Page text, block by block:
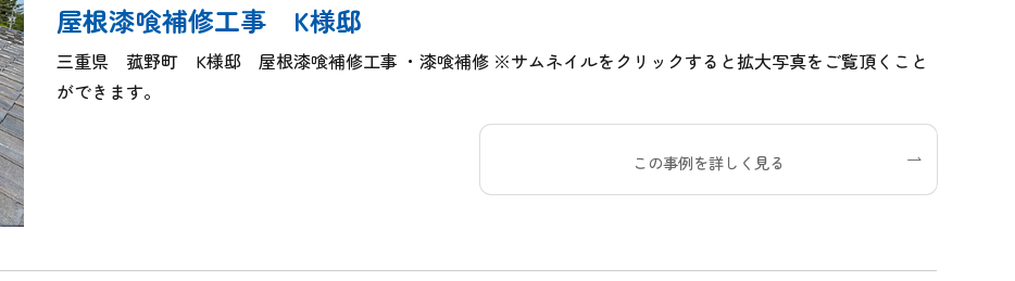
屋根漆喰補修工事 K様邸
三重県 菰野町 K様邸 屋根漆喰補修工事 ・漆喰補修 ※サムネイルをクリックすると拡大写真をご覧頂くこと
ができます。
この事例を詳しく見る